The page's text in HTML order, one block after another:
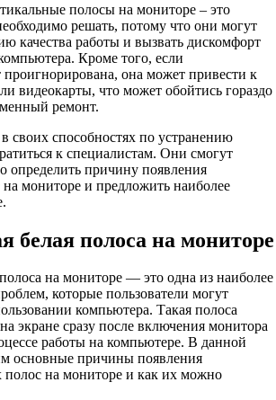
полосы на мониторе – это
решать, потому что они могут
качества работы и вызвать дискомфорт
Кроме того, если
проигнорирована, она может привести к
видеокарты, что может обойтись гораздо
ремонт.
своих способностях по устранению
к специалистам. Они смогут
определить причину появления
мониторе и предложить наиболее
белая полоса на мониторе
на мониторе — это одна из наиболее
которые пользователи могут
компьютера. Такая полоса
экране сразу после включения монитора
работы на компьютере. В данной
основные причины появления
полос на мониторе и как их можно